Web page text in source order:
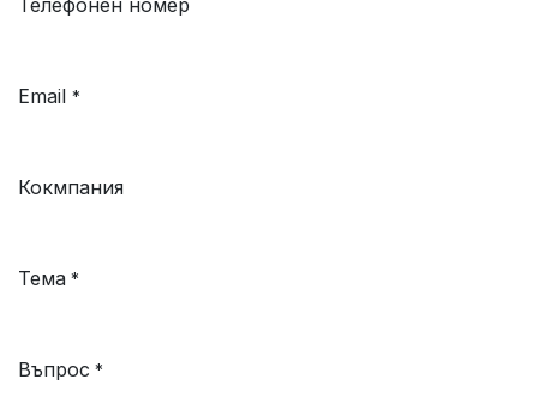
Email *
Кокмпания
Тема *
Въпрос *